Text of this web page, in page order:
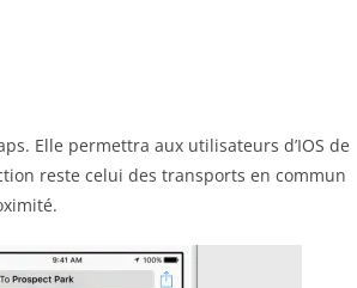
Elle permettra aux utilisateurs d’IOS de
reste celui des transports en commun